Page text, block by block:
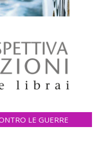
LE GUERRE